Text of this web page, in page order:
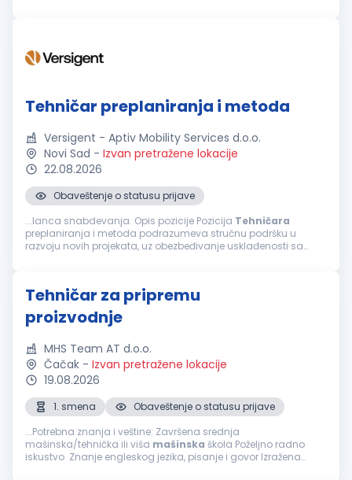
Tehničar preplaniranja i metoda
Versigent - Aptiv Mobility Services d.o.o.
Novi Sad - Izvan pretražene lokacije
22.08.2026
Obaveštenje o statusu prijave
...lanca snabdevanja. Opis pozicije Pozicija Tehničara
preplaniranja i metoda podrazumeva stručnu podršku u
razvoju novih projekata, uz obezbeđivanje usklađenosti sa
Tehničar za pripremu
proizvodnje
MHS Team AT d.o.o.
Čačak - Izvan pretražene lokacije
19.08.2026
1. smena
Obaveštenje o statusu prijave
...Potrebna znanja i veštine: Završena srednja
mašinska/tehnička ili viša mašinska škola Poželjno radno
iskustvo Znanje engleskog jezika, pisanje i govor Izražena